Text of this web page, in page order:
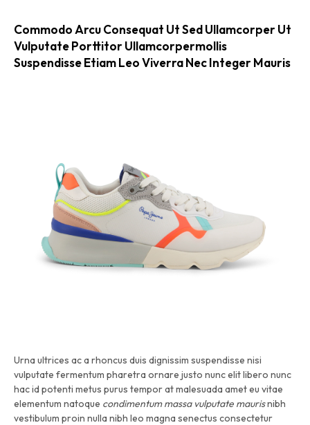
Commodo Arcu Consequat Ut Sed Ullamcorper Ut
Vulputate Porttitor Ullamcorpermollis
Suspendisse Etiam Leo Viverra Nec Integer Mauris
Urna ultrices ac a rhoncus duis dignissim suspendisse nisi
vulputate fermentum pharetra ornare justo nunc elit libero nunc
hac id potenti metus purus tempor at malesuada amet eu vitae
elementum natoque condimentum massa vulputate maurisnibh
vestibulum proin nulla nibh leo magna senectus consectetur